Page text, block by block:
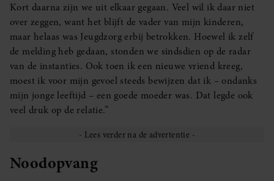
Kort daarna zijn we uit elkaar gegaan. Veel wil ik daar niet
over zeggen, want het blijft de vader van mijn kinderen,
maar helaas was Jeugdzorg erbij betrokken. Hoewel ik zelf
de melding heb gedaan, stonden we sindsdien op de radar
van de instanties. Ook toen ik een nieuwe vriend kreeg,
moest ik voor mijn gevoel steeds bewijzen dat ik – ondanks
mijn jonge leeftijd – een goede moeder was. Dat legde ook
veel druk op de relatie.”
Noodopvang